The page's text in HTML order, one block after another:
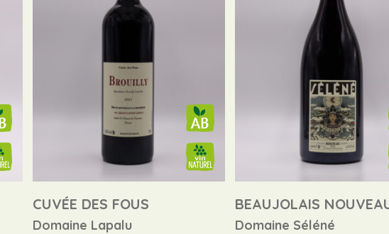
CUVÉE DES FOUS
Domaine Lapalu
BEAUJOLAIS
Domaine Séléné